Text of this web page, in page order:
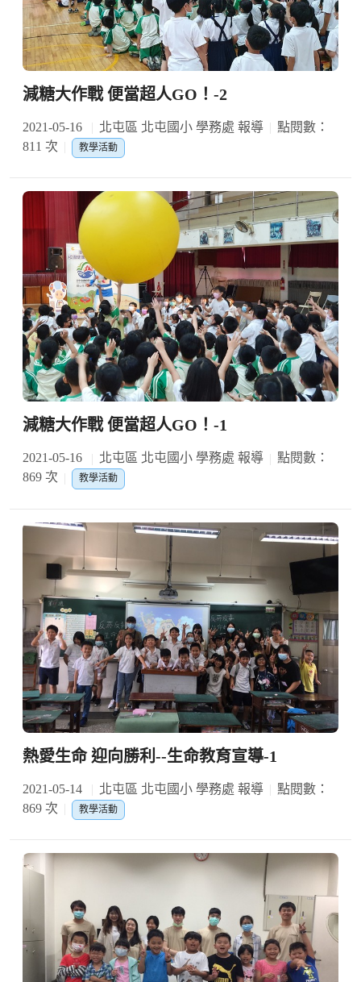
減糖大作戰 便當超人GO！-2
2021-05-16 北屯區 北屯國小 學務處 報導
點閱數：
811 次
教學活動
減糖大作戰 便當超人GO！-1
2021-05-16 北屯區 北屯國小 學務處 報導
點閱數：
869 次
教學活動
熱愛生命 迎向勝利--生命教育宣導-1
2021-05-14 北屯區 北屯國小 學務處 報導
點閱數：
869 次
教學活動